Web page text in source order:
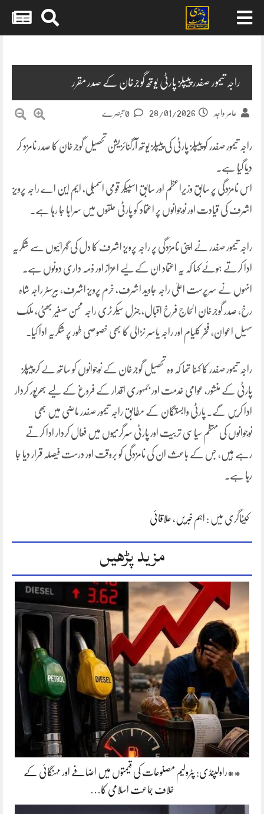
راجہ تیمور صفدر پیپلز پارٹی یوتھ گوجرخان کے صدر مقرر
عامر واجد 28/01/2026
راجہ تیمور صفدر کو پیپلز پارٹی کی پیپلز یوتھ آرگنائزیشن تحصیل گوجرخان کا صدر نامزد کر
دیا گیا ہے۔
اس نامزدگی پر سابق وزیراعظم اور سابق اسپیکر قومی اسمبلی، ایم این اے راجہ پرویز
اشرف کی قیادت اور نوجوانوں پر اعتماد کو پارٹی حلقوں میں سراہا جا رہا ہے۔
راجہ تیمور صفدر نے اپنی نامزدگی پر راجہ پرویز اشرف کا دل کی گہرائیوں سے شکریہ
ادا کرتے ہوئے کہا کہ یہ اعتماد ان کے لیے اعزاز اور ذمہ داری دونوں ہے۔
انہوں نے سرپرست اعلیٰ راجہ جاوید اشرف، خرم پرویز اشرف، بیرسٹر راجہ شاہ
رخ، صدر گوجرخان الحاج فرخ اقبال، جنرل سیکرٹری راجہ محسن صغیر بھٹی، ملک
سہیل اعوان، فخر کلیام اور راجہ یاسر نڑالی کا بھی خصوصی طور پر شکریہ ادا کیا۔
راجہ تیمور صفدر کا کہنا تھا کہ وہ تحصیل گوجرخان کے نوجوانوں کو ساتھ لے کر پیپلز
پارٹی کے منشور، عوامی خدمت اور جمہوری اقدار کے فروغ کے لیے بھرپور کردار
ادا کریں گے۔ پارٹی وابستگان کے مطابق راجہ تیمور صفدر ماضی میں بھی
نوجوانوں کی منظم سیاسی تربیت اور پارٹی سرگرمیوں میں فعال کردار ادا کرتے
رہے ہیں، جس کے باعث ان کی نامزدگی کو بروقت اور درست فیصلہ قرار دیا جا
رہا ہے۔
کیٹاگری میں : اہم خبریں ، علاقائی
مزید پڑھیں
**راولپنڈی: پٹرولیم مصنوعات کی قیمتوں میں اضافے اور مہنگائی کے
خلاف جماعت اسلامی کا…